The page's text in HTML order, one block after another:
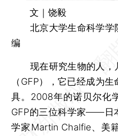
文｜饶毅
北京大学生命科学
编
现在研究生物的人，
（GFP），它已经成为
具。2008年的诺贝尔化
GFP的三位科学家——日
学家Martin Chalfie、美